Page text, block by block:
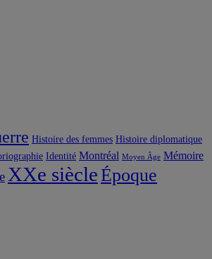
Histoire des femmes Histoire diplomatique
Identité Montréal Moyen Âge Mémoire
XXe siècle Époque